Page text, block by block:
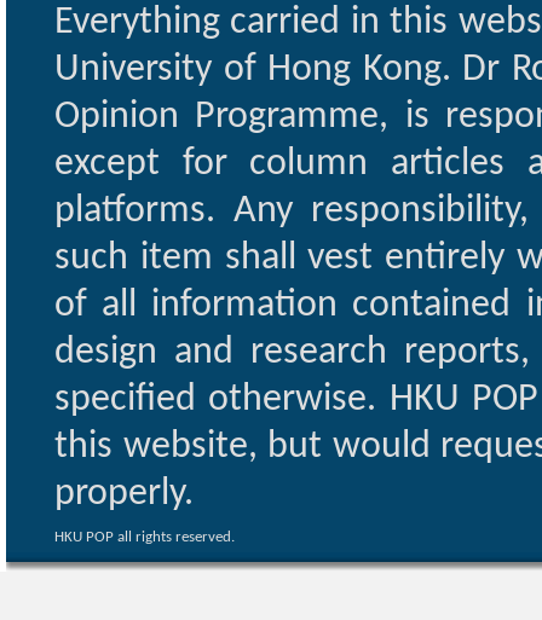
Everything carried in this
University of Hong Kong. Dr
Opinion Programme, is
except for column articles
platforms. Any
such item shall vest entirely
of all information contained
design and research
specified otherwise. HKU
this website, but would
properly.
HKU POP all rights reserved.